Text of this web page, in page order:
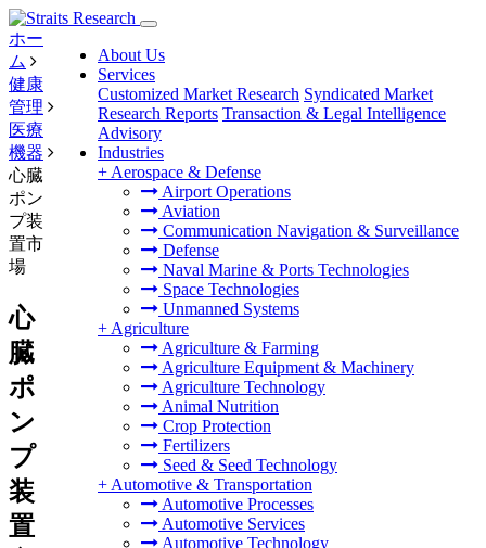
About Us
Services
Customized Market Research Syndicated Market
Research Reports Transaction & Legal Intelligence
Advisory
Industries
+ Aerospace & Defense
Airport Operations
Aviation
Communication Navigation & Surveillance
Defense
Naval Marine & Ports Technologies
Space Technologies
Unmanned Systems
+ Agriculture
Agriculture & Farming
Agriculture Equipment & Machinery
Agriculture Technology
Animal Nutrition
Crop Protection
Fertilizers
Seed & Seed Technology
+ Automotive & Transportation
Automotive Processes
Automotive Services
Automotive Technology
ホー
ム
健康
管理
医療
機器
心臓
ポン
プ装
置市
場
心
臓
ポ
ン
プ
装
置